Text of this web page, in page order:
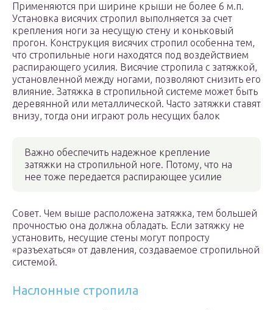
Применяются при ширине крыши не более 6 м.п.
Установка висячих стропил выполняется за счет
крепления ноги за несущую стену и коньковый
прогон. Конструкция висячих стропил особенна тем,
что стропильные ноги находятся под воздействием
распирающего усилия. Висячие стропила с затяжкой,
установленной между ногами, позволяют снизить его
влияние. Затяжка в стропильной системе может быть
деревянной или металлической. Часто затяжки ставят
внизу, тогда они играют роль несущих балок
Важно обеспечить надежное крепление
затяжки на стропильной ноге. Потому, что на
нее тоже передается распирающее усилие
Совет. Чем выше расположена затяжка, тем большей
прочностью она должна обладать. Если затяжку не
установить, несущие стены могут попросту
«разъехаться» от давления, создаваемое стропильной
системой.
Наслонные стропила